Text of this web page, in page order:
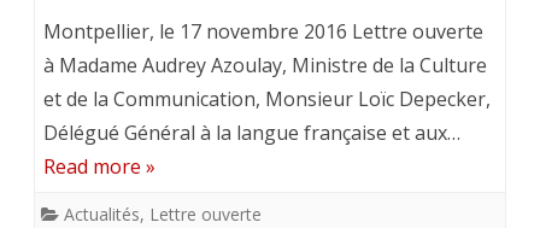
Montpellier, le 17 novembre 2016 Lettre ouverte
à Madame Audrey Azoulay, Ministre de la Culture
et de la Communication, Monsieur Loïc Depecker,
Délégué Général à la langue française et aux…
Read more »
Actualités, Lettre ouverte